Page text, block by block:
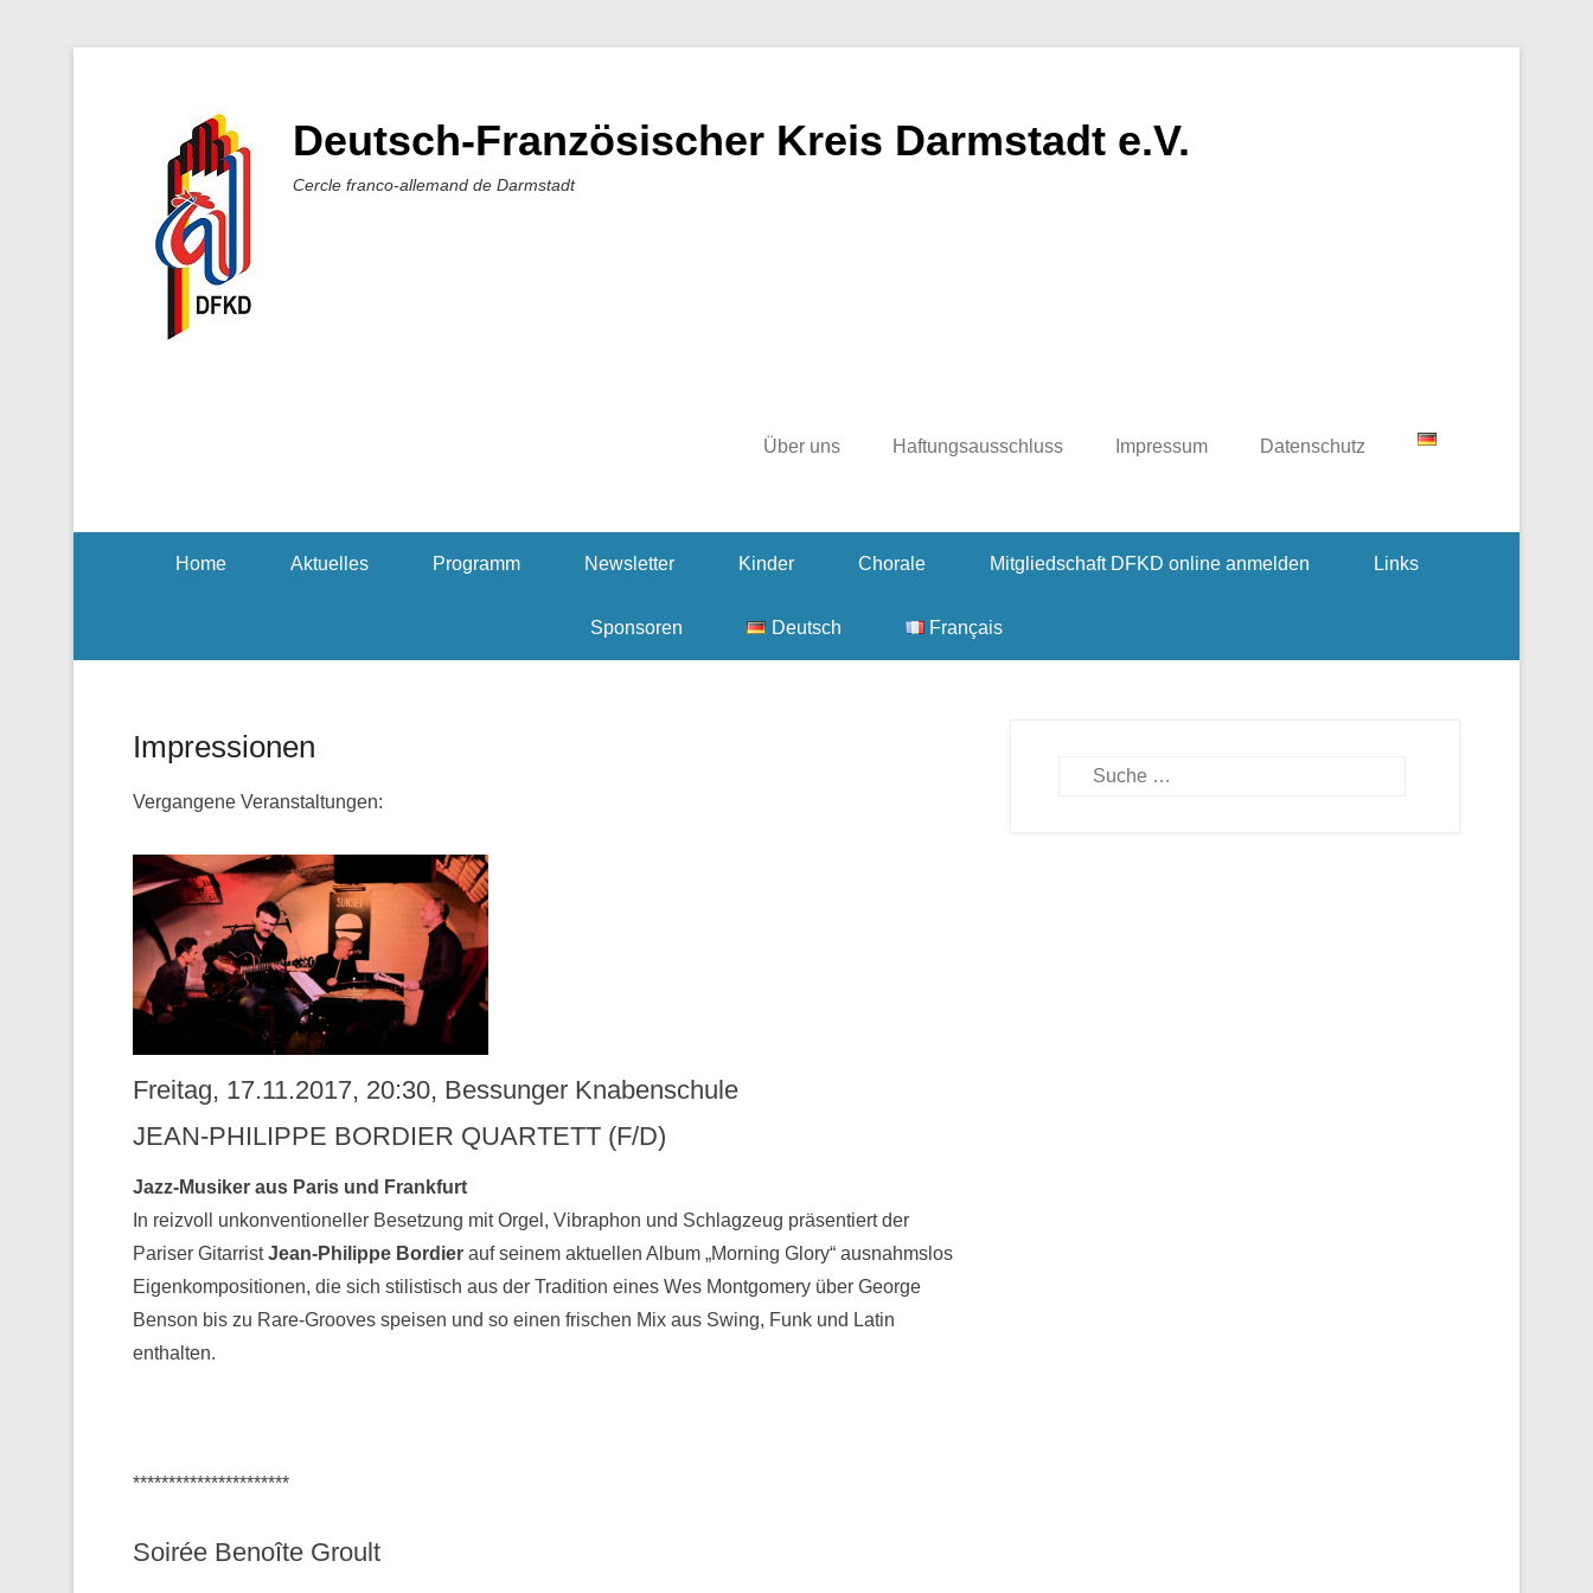
Deutsch-Französischer Kreis Darmstadt e.V.
Cercle franco-allemand de Darmstadt
Über uns Haftungsausschluss Impressum Datenschutz
Home Aktuelles Programm Newsletter Kinder Chorale Mitgliedschaft DFKD online anmelden Links
Sponsoren Deutsch Français
Impressionen
Vergangene Veranstaltungen:
Freitag, 17.11.2017, 20:30, Bessunger Knabenschule
JEAN-PHILIPPE BORDIER QUARTETT (F/D)
Jazz-Musiker aus Paris und Frankfurt
In reizvoll unkonventioneller Besetzung mit Orgel, Vibraphon und Schlagzeug präsentiert der
Pariser GitarristJean-Philippe Bordier auf seinem aktuellen Album „Morning Glory“ ausnahmslos
Eigenkompositionen, die sich stilistisch aus der Tradition eines Wes Montgomery über George
Benson bis zu Rare-Grooves speisen und so einen frischen Mix aus Swing, Funk und Latin
enthalten.
**********************
Soirée Benoîte Groult
Suchen